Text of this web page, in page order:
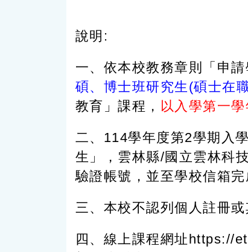
說明:
一、依本校教務章則「申
碩、博士班研究生(碩士在
教育」課程， 以入學第一
二、114學年度第2學期入
生」，雲林縣/國立雲林科
驗證帳號，並至學校信箱
三、本校不認列個人註冊
四、線上課程網址https://